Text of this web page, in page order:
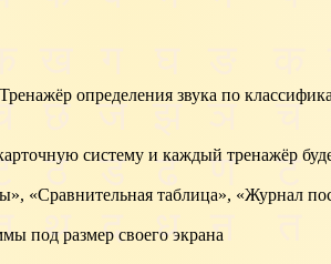
определения звука по
систему и каждый тренажёр
«Сравнительная таблица», «Журнал
под размер своего экрана